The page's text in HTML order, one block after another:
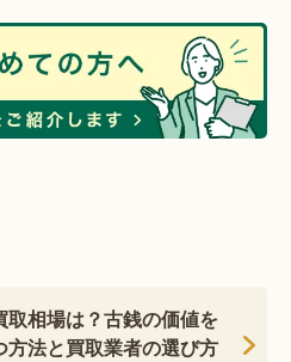
取相場は？古銭の価値を
方法と買取業者の選び方